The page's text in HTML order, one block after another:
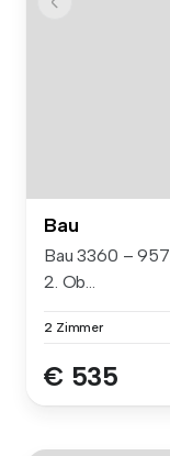
Bau
Bau 3360 –
2. Ob...
2 Zimmer
€ 535